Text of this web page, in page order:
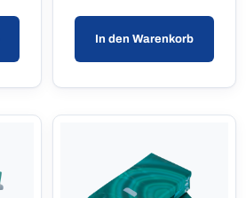
In den Warenkorb